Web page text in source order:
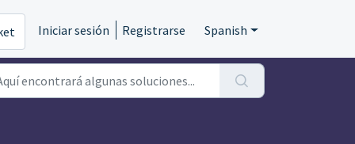
Iniciar sesión Registrarse Spanish